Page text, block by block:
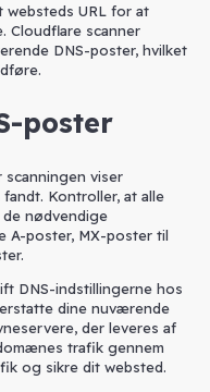
websteds URL for at
Cloudflare scanner
DNS-poster, hvilket
poster
scanningen viser
Kontroller, at alle
nødvendige
A-poster, MX-poster til
DNS-indstillingerne hos
dine nuværende
der leveres af
trafik gennem
og sikre dit websted.